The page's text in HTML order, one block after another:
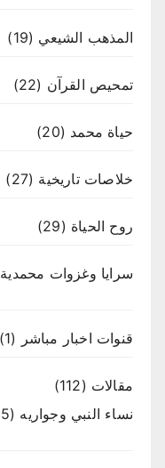
المذهب الشيعي (19)
تمحيص القرآن (22)
حياة محمد (20)
خلاصات تاريخية (27)
روح الحياة (29)
سرايا وغزوات محمدية
قنوات اخبار مباشر (1)
مقالات (112)
نساء النبي وجواريه (5)